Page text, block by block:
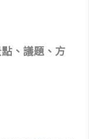
、議題、方